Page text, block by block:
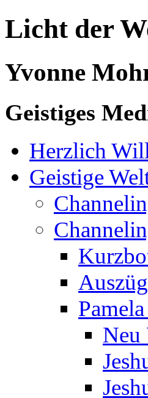
Licht der
Yvonne
Geistiges
Herzlich
Geistige
Neu